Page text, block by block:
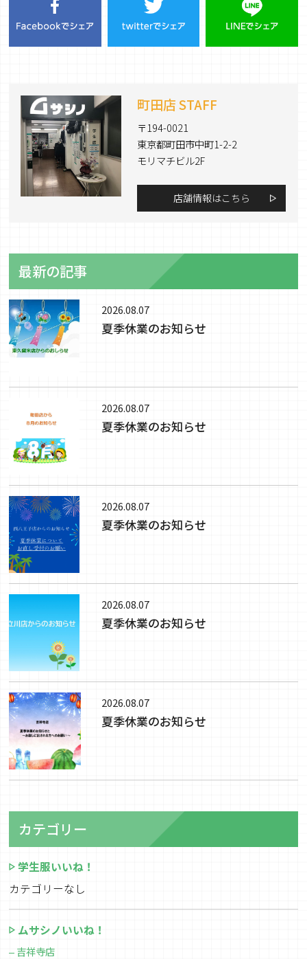
町田店 STAFF
〒194-0021
東京都町田市中町1-2-2
モリマチビル2F
店舗情報はこちら
最新の記事
2026.08.07
夏季休業のお知らせ
2026.08.07
夏季休業のお知らせ
2026.08.07
夏季休業のお知らせ
2026.08.07
夏季休業のお知らせ
2026.08.07
夏季休業のお知らせ
カテゴリー
学生服いいね！
カテゴリーなし
ムサシノいいね！
吉祥寺店